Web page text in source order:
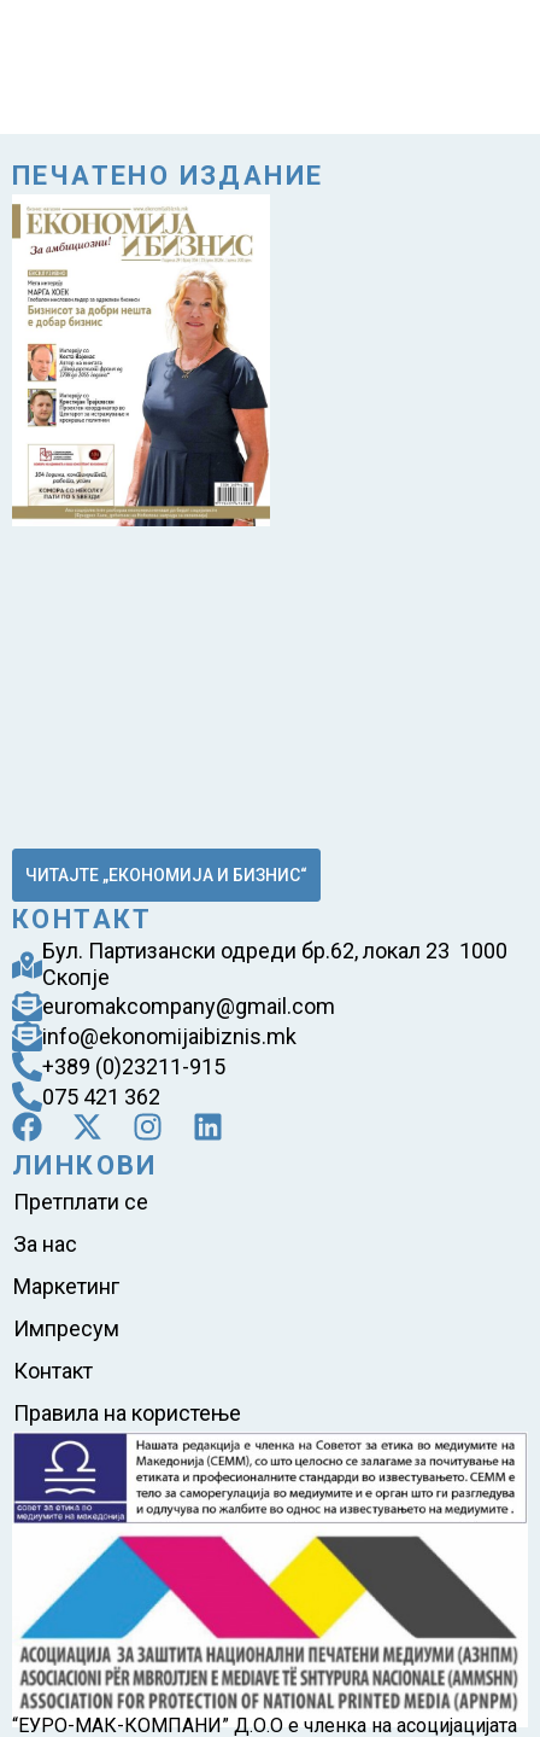
ПЕЧАТЕНО ИЗДАНИЕ
ЧИТАЈТЕ „ЕКОНОМИЈА И БИЗНИС“
КОНТАКТ
Бул. Партизански одреди бр.62, локал 23 1000
Скопје
euromakcompany@gmail.com
info@ekonomijaibiznis.mk
+389 (0)23211-915
075 421 362
ЛИНКОВИ
Претплати се
За нас
Маркетинг
Импресум
Контакт
Правила на користење
“ЕУРО-МАК-КОМПАНИ” Д.О.О е членка на асоцијацијата